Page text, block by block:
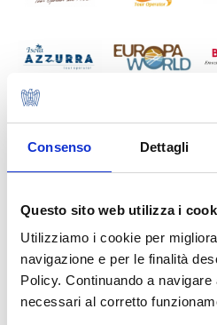
Consenso Dettagli
Questo sito web utilizza i
Utilizziamo i cookie per
navigazione e per le finalità
Policy. Continuando a
necessari al corretto